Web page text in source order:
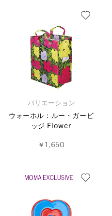
バリエーション
ウォーホル：ルー・ガービ
ッジ Flower
￥1,650